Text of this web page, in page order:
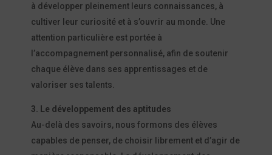
à développer pleinement leurs connaissances, à
cultiver leur curiosité et à s’ouvrir au monde. Une
attention particulière est portée à
l’accompagnement personnalisé, afin de soutenir
chaque élève dans ses apprentissages et de
valoriser ses talents.
3. Le développement des aptitudes
Au-delà des savoirs, nous formons des élèves
capables de penser, de choisir librement et d’agir de